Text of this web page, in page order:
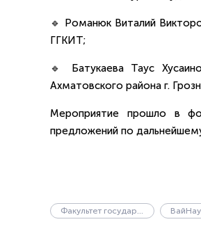
🔹 Романюк Виталий
ГГКИТ;
🔹 Батукаева Таус
Ахматовского района г.
Мероприятие прошло в
предложений по
Факультет государственного управления